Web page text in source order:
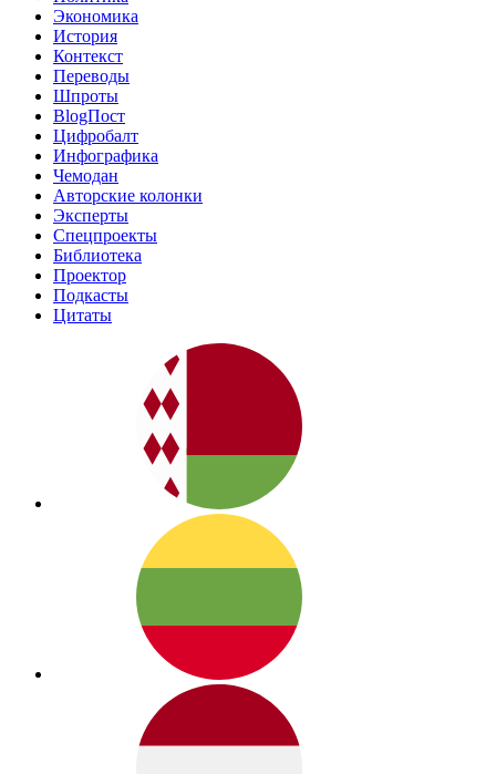
Экономика
История
Контекст
Переводы
Шпроты
BlogПост
Цифробалт
Инфографика
Чемодан
Авторские колонки
Эксперты
Спецпроекты
Библиотека
Проектор
Подкасты
Цитаты